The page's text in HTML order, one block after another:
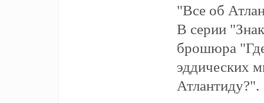
"Все об
В серии
брошюра
эддических
Атлантиду?".